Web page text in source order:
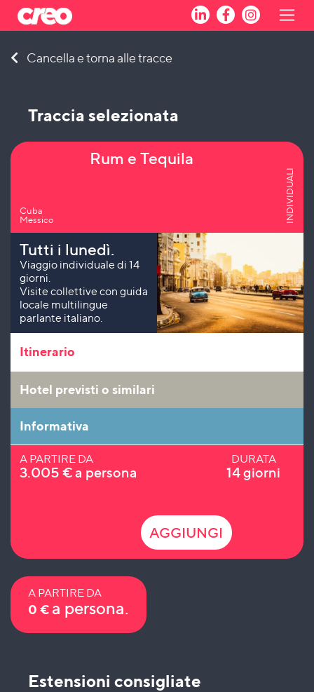
Cancella e torna alle tracce
Traccia selezionata
Cuba
Messico
Rum e Tequila
INDIVIDUALI
Tutti i lunedì.
Viaggio individuale di 14
giorni.
Visite collettive con guida
locale multilingue
parlante italiano.
Itinerario
Hotel previsti o similari
Informativa
A PARTIRE DA
3.005 €a persona
DURATA
14 giorni
AGGIUNGI
A PARTIRE DA
0 € a persona.
Estensioni consigliate